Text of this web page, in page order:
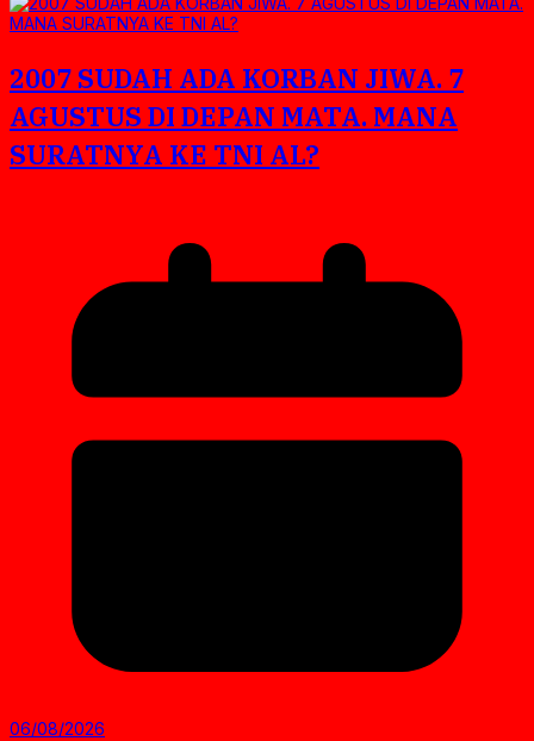
2007 SUDAH ADA KORBAN JIWA. 7
AGUSTUS DI DEPAN MATA. MANA
SURATNYA KE TNI AL?
06/08/2026